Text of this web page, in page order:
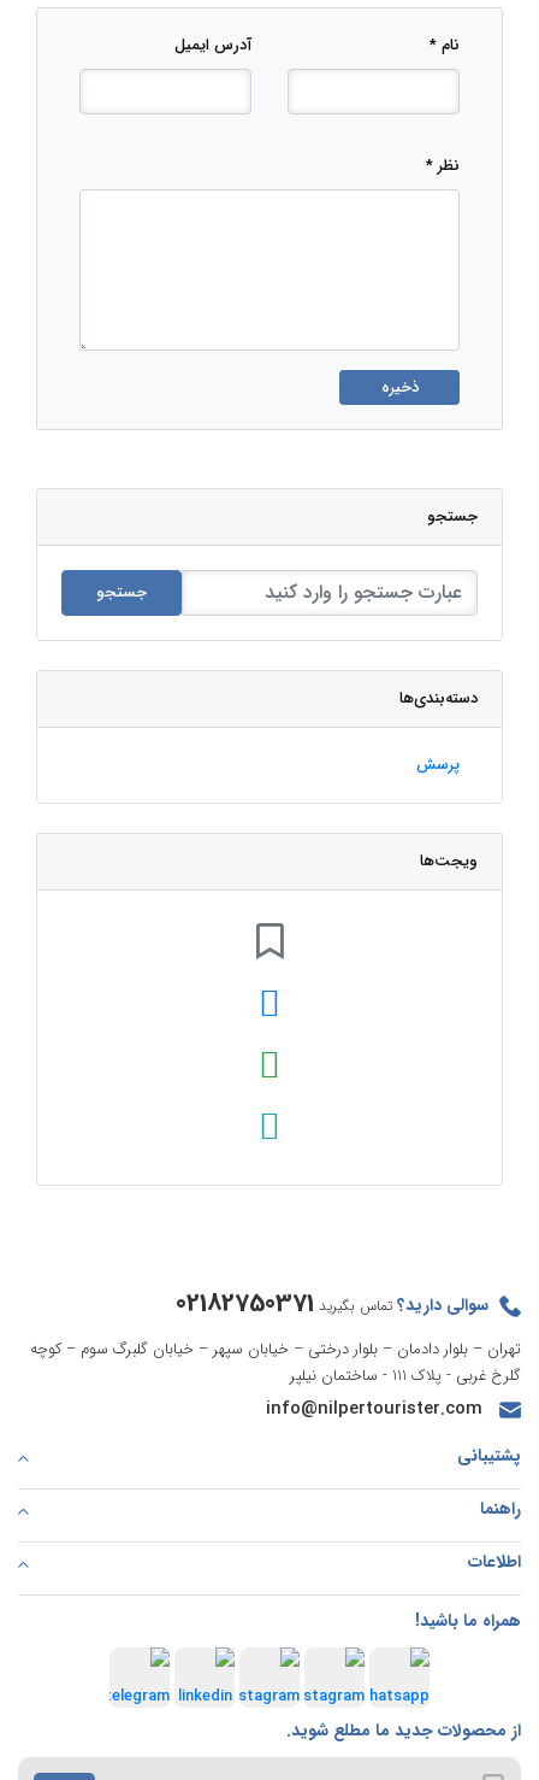
نام * آدرس ایمیل
نظر *
ذخیره
جستجو
جستجو
دسته‌بندی‌ها
پرسش
ویجت‌ها
سوالی دارید؟ تماس بگیرید 02182750371
تهران – بلوار دادمان – بلوار درختی – خیابان سپهر – خیابان گلبرگ سوم – کوچه
گلرخ غربی - پلاک 111 - ساختمان نیلپر
info@nilpertourister.com
پشتیبانی
راهنما
اطلاعات
همراه ما باشید!
از محصولات جدید ما مطلع شوید.